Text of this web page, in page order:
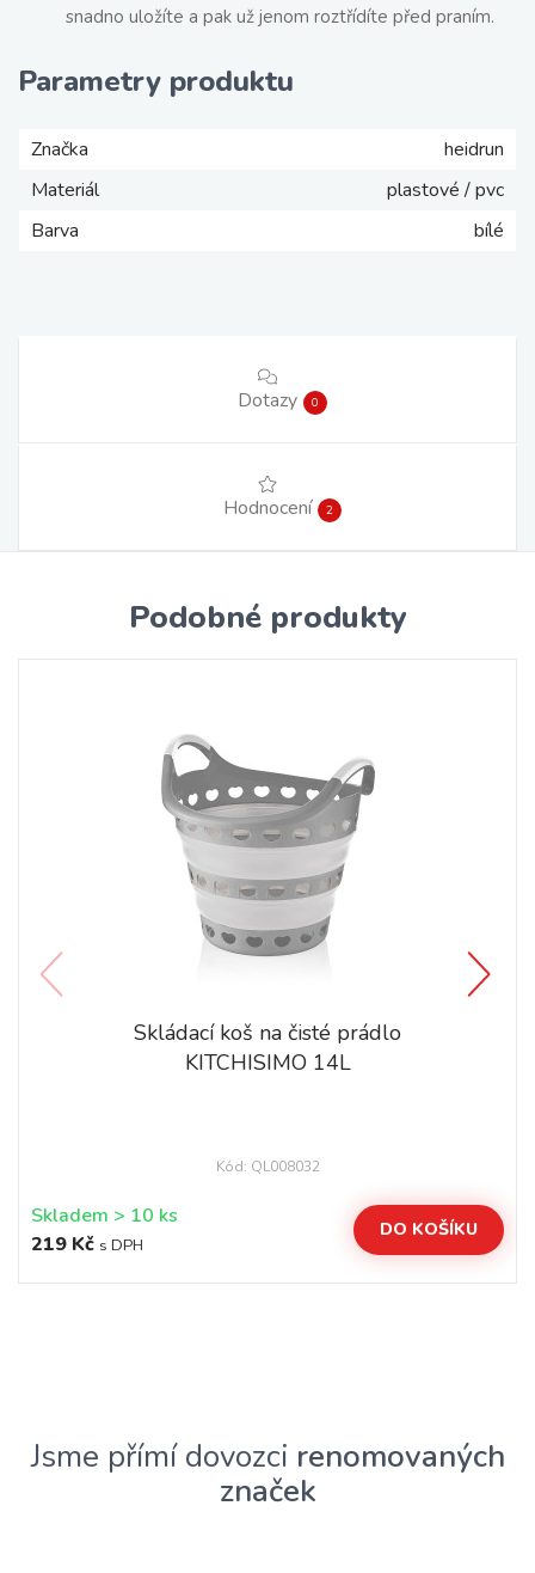
snadno uložíte a pak už jenom roztřídíte před praním.
Parametry produktu
Značka
heidrun
Materiál
plastové / pvc
Barva
bílé
Dotazy 0
Hodnocení 2
Podobné produkty
Skládací koš na čisté prádlo
KITCHISIMO 14L
Kód: QL008032
Skladem > 10 ks
219 Kč s DPH
DO KOŠÍKU
Jsme přímí dovozci renomovaných
značek